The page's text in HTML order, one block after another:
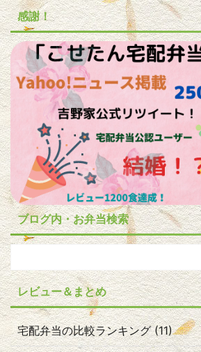
感謝！
ブログ内・お弁当検索
レビュー＆まとめ
宅配弁当の比較ランキング (11)